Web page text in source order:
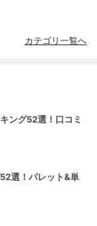
カテゴリ一覧へ
ング52選！口コミ
選！パレット&単